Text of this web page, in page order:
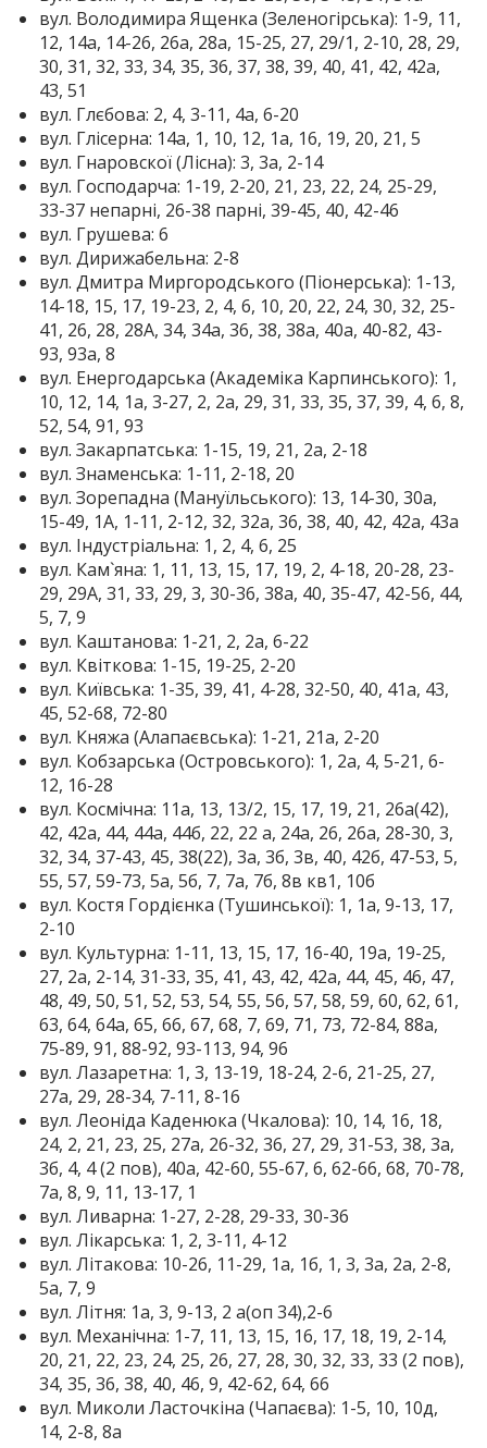
вул. Володимира Ященка (Зеленогірська): 1-9, 11,
12, 14а, 14-26, 26а, 28а, 15-25, 27, 29/1, 2-10, 28, 29,
30, 31, 32, 33, 34, 35, 36, 37, 38, 39, 40, 41, 42, 42а,
43, 51
вул. Глєбова: 2, 4, 3-11, 4а, 6-20
вул. Глісерна: 14а, 1, 10, 12, 1а, 16, 19, 20, 21, 5
вул. Гнаровскої (Лісна): 3, 3а, 2-14
вул. Господарча: 1-19, 2-20, 21, 23, 22, 24, 25-29,
33-37 непарні, 26-38 парні, 39-45, 40, 42-46
вул. Грушева: 6
вул. Дирижабельна: 2-8
вул. Дмитра Миргородського (Піонерська): 1-13,
14-18, 15, 17, 19-23, 2, 4, 6, 10, 20, 22, 24, 30, 32, 25-
41, 26, 28, 28А, 34, 34а, 36, 38, 38а, 40а, 40-82, 43-
93, 93а, 8
вул. Енергодарська (Академіка Карпинського): 1,
10, 12, 14, 1а, 3-27, 2, 2а, 29, 31, 33, 35, 37, 39, 4, 6, 8,
52, 54, 91, 93
вул. Закарпатська: 1-15, 19, 21, 2а, 2-18
вул. Знаменська: 1-11, 2-18, 20
вул. Зорепадна (Мануїльського): 13, 14-30, 30а,
15-49, 1A, 1-11, 2-12, 32, 32а, 36, 38, 40, 42, 42а, 43а
вул. Індустріальна: 1, 2, 4, 6, 25
вул. Кам`яна: 1, 11, 13, 15, 17, 19, 2, 4-18, 20-28, 23-
29, 29А, 31, 33, 29, 3, 30-36, 38а, 40, 35-47, 42-56, 44,
5, 7, 9
вул. Каштанова: 1-21, 2, 2а, 6-22
вул. Квіткова: 1-15, 19-25, 2-20
вул. Київська: 1-35, 39, 41, 4-28, 32-50, 40, 41а, 43,
45, 52-68, 72-80
вул. Княжа (Алапаєвська): 1-21, 21а, 2-20
вул. Кобзарська (Островського): 1, 2а, 4, 5-21, 6-
12, 16-28
вул. Космічна: 11а, 13, 13/2, 15, 17, 19, 21, 26а(42),
42, 42а, 44, 44а, 44б, 22, 22 а, 24а, 26, 26а, 28-30, 3,
32, 34, 37-43, 45, 38(22), 3а, 3б, 3в, 40, 42б, 47-53, 5,
55, 57, 59-73, 5а, 5б, 7, 7а, 7б, 8в кв1, 10б
вул. Костя Гордієнка (Тушинської): 1, 1а, 9-13, 17,
2-10
вул. Культурна: 1-11, 13, 15, 17, 16-40, 19а, 19-25,
27, 2а, 2-14, 31-33, 35, 41, 43, 42, 42а, 44, 45, 46, 47,
48, 49, 50, 51, 52, 53, 54, 55, 56, 57, 58, 59, 60, 62, 61,
63, 64, 64а, 65, 66, 67, 68, 7, 69, 71, 73, 72-84, 88а,
75-89, 91, 88-92, 93-113, 94, 96
вул. Лазаретна: 1, 3, 13-19, 18-24, 2-6, 21-25, 27,
27а, 29, 28-34, 7-11, 8-16
вул. Леоніда Каденюка (Чкалова): 10, 14, 16, 18,
24, 2, 21, 23, 25, 27а, 26-32, 36, 27, 29, 31-53, 38, 3а,
3б, 4, 4 (2 пов), 40а, 42-60, 55-67, 6, 62-66, 68, 70-78,
7а, 8, 9, 11, 13-17, 1
вул. Ливарна: 1-27, 2-28, 29-33, 30-36
вул. Лікарська: 1, 2, 3-11, 4-12
вул. Літакова: 10-26, 11-29, 1а, 1б, 1, 3, 3а, 2а, 2-8,
5а, 7, 9
вул. Літня: 1а, 3, 9-13, 2 а(оп 34),2-6
вул. Механічна: 1-7, 11, 13, 15, 16, 17, 18, 19, 2-14,
20, 21, 22, 23, 24, 25, 26, 27, 28, 30, 32, 33, 33 (2 пов),
34, 35, 36, 38, 40, 46, 9, 42-62, 64, 66
вул. Миколи Ласточкіна (Чапаєва): 1-5, 10, 10д,
14, 2-8, 8а